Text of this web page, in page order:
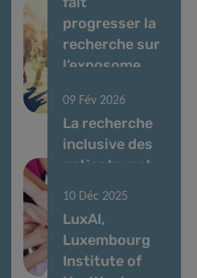
progresser la
recherche sur
l’exposome
humain
09 Fév 2026
La recherche
inclusive des
patients met
travail après
un cancer du
sein
17 Déc 2025
10 Déc 2025
LuxAI,
Luxembourg
Institute of